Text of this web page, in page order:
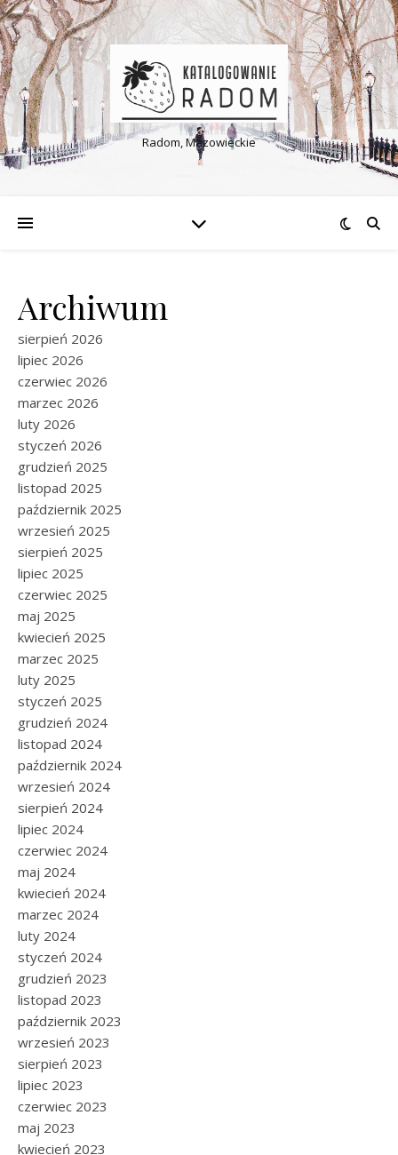
Radom, Mazowieckie
Archiwum
sierpień 2026
lipiec 2026
czerwiec 2026
marzec 2026
luty 2026
styczeń 2026
grudzień 2025
listopad 2025
październik 2025
wrzesień 2025
sierpień 2025
lipiec 2025
czerwiec 2025
maj 2025
kwiecień 2025
marzec 2025
luty 2025
styczeń 2025
grudzień 2024
listopad 2024
październik 2024
wrzesień 2024
sierpień 2024
lipiec 2024
czerwiec 2024
maj 2024
kwiecień 2024
marzec 2024
luty 2024
styczeń 2024
grudzień 2023
listopad 2023
październik 2023
wrzesień 2023
sierpień 2023
lipiec 2023
czerwiec 2023
maj 2023
kwiecień 2023